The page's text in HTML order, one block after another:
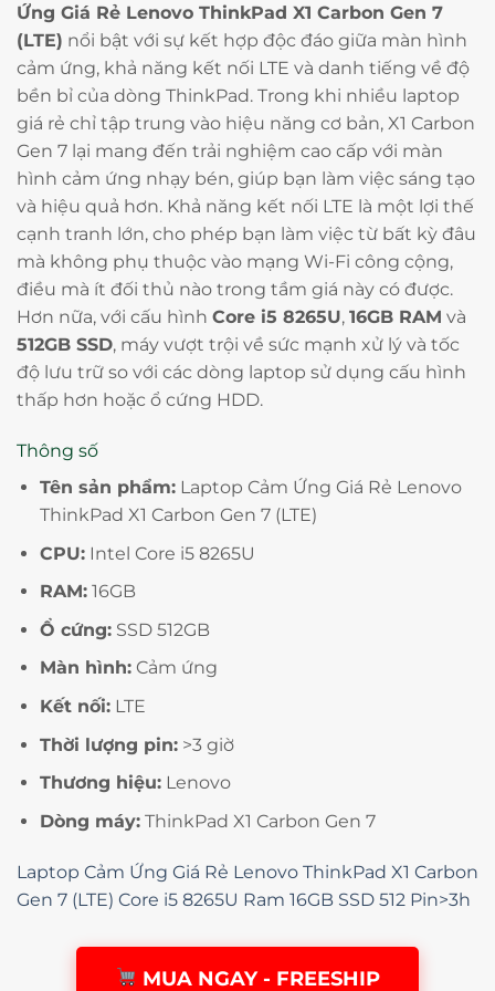
Ứng Giá Rẻ Lenovo ThinkPad X1 Carbon Gen 7
(LTE) nổi bật với sự kết hợp độc đáo giữa màn hình
cảm ứng, khả năng kết nối LTE và danh tiếng về độ
bền bỉ của dòng ThinkPad. Trong khi nhiều laptop
giá rẻ chỉ tập trung vào hiệu năng cơ bản, X1 Carbon
Gen 7 lại mang đến trải nghiệm cao cấp với màn
hình cảm ứng nhạy bén, giúp bạn làm việc sáng tạo
và hiệu quả hơn. Khả năng kết nối LTE là một lợi thế
cạnh tranh lớn, cho phép bạn làm việc từ bất kỳ đâu
mà không phụ thuộc vào mạng Wi-Fi công cộng,
điều mà ít đối thủ nào trong tầm giá này có được.
Hơn nữa, với cấu hình Core i5 8265U, 16GB RAM và
512GB SSD, máy vượt trội về sức mạnh xử lý và tốc
độ lưu trữ so với các dòng laptop sử dụng cấu hình
thấp hơn hoặc ổ cứng HDD.
Thông số
Tên sản phẩm:Laptop Cảm Ứng Giá Rẻ Lenovo
ThinkPad X1 Carbon Gen 7 (LTE)
CPU:Intel Core i5 8265U
RAM:16GB
Ổ cứng:SSD 512GB
Màn hình:Cảm ứng
Kết nối:LTE
Thời lượng pin:>3 giờ
Thương hiệu:Lenovo
Dòng máy:ThinkPad X1 Carbon Gen 7
Laptop Cảm Ứng Giá Rẻ Lenovo ThinkPad X1 Carbon
Gen 7 (LTE) Core i5 8265U Ram 16GB SSD 512 Pin>3h
MUA NGAY - FREESHIP